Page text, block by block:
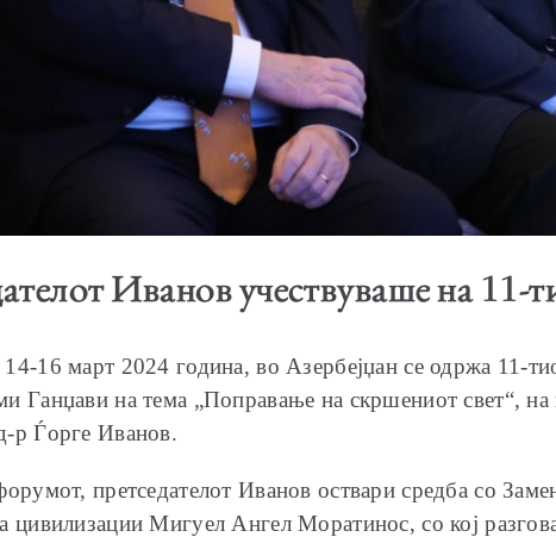
Иванов учествуваше на 11-
16 март 2024 година, во Азербејџан се одржа 11-
Ганџави на тема „Поправање на скршениот свет“,
р Ѓорге Иванов.
претседателот Иванов оствари средба со
цивилизации Мигуел Ангел Моратинос, со кој